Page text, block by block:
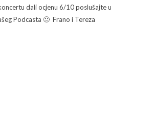
dali ocjenu 6/10 poslušajte u
Podcasta 🙂 Frano i Tereza